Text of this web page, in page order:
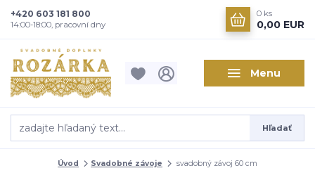
Menu
Hľadať
+420 603 181 800
14:00-18:00, pracovní dny
0 ks
0,00 EUR
Úvod Svadobné závoje svadobný závoj 60 cm